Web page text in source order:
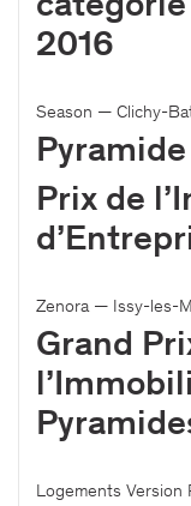
2016
Season — Clichy-
Prix de
Zenora — Issy-les-
Grand
Logements